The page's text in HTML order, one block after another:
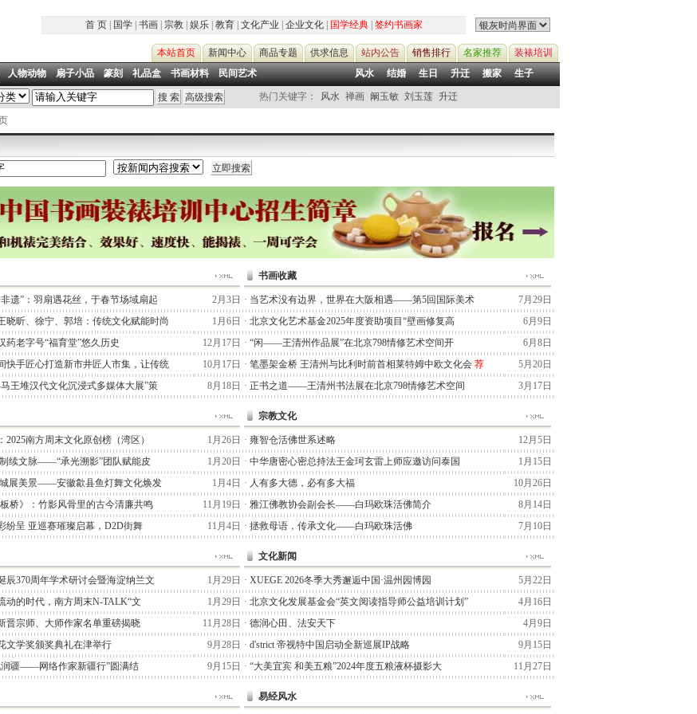
首 页| 国学| 书画| 宗教| 娱乐| 教育| 文化产业 企业文化| 国学经典| 签约书画家
本站首页 新闻中心 商品专题 供求信息 站内公告 销售排行 名家推荐
装裱培训
|人物动物|扇子小品|篆刻 |礼品盒|书画材料|民间艺术| 风水 结婚 生日 升迁 搬家 生子
热门关键字： 风水 禅画 阚玉敏 刘玉莲 升迁
遗”：羽扇遇花丝，于春节场域扇起
2月3日
晓昕、徐宁、郭培：传统文化赋能时尚
1月6日
药老字号“福育堂”悠久历史
12月17日
快手匠心打造新市井匠人市集，让传统
10月17日
王堆汉代文化沉浸式多媒体大展”策 8月18日
书画收藏
· 当艺术没有边界，世界在大阪相遇——第5回国际美术
7月29日
· 北京文化艺术基金2025年度资助项目“壁画修复高
6月9日
· “闲——王清州作品展”在北京798情修艺术空间开
6月8日
· 笔墨架金桥 王清州与比利时前首相莱特姆中欧文化会 荐
5月20日
· 正书之道——王清州书法展在北京798情修艺术空间 3月17日
2025南方周末文化原创榜（湾区）
1月26日
续文脉——“承光溯影”团队赋能皮
1月20日
展美景——安徽歙县鱼灯舞文化焕发
1月4日
板桥》：竹影风骨里的古今清廉共鸣
11月19日
纷呈 亚巡赛璀璨启幕，D2D街舞 11月4日
宗教文化
· 雍智仓活佛世系述略
12月5日
· 中华唐密心密总持法王金珂玄雷上师应邀访问泰国
1月15日
· 人有多大德，必有多大福
10月26日
· 雅江佛教协会副会长——白玛欧珠活佛简介
8月14日
· 拯救母语，传承文化——白玛欧珠活佛 7月10日
辰370周年学术研讨会暨海淀纳兰文
1月29日
动的时代，南方周末N-TALK“文
1月29日
晋宗师、大师作家名单重磅揭晓
11月28日
文学奖颁奖典礼在津举行
9月28日
润疆——网络作家新疆行”圆满结 9月15日
文化新闻
· XUEGE 2026冬季大秀邂逅中国·温州园博园
5月22日
· 北京文化发展基金会“英文阅读指导师公益培训计划”
4月16日
· 德润心田、法安天下
4月9日
· d'strict 帝视特中国启动全新巡展IP战略
9月15日
· “大美宜宾 和美五粮”2024年度五粮液杯摄影大 11月27日
易经风水